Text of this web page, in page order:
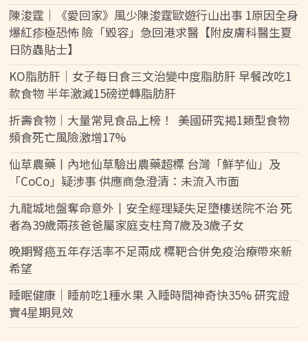
陳浚霆｜《愛回家》風少陳浚霆歐遊行山出事 1原因全身
爆紅疹極恐怖 險「毀容」急回港求醫【附皮膚科醫生夏
日防蟲貼士】
KO脂肪肝｜女子每日食三文治變中度脂肪肝 早餐改吃1
款食物 半年激減15磅逆轉脂肪肝
折壽食物｜大量常見食品上榜！ 美國研究揭1類型食物
頻食死亡風險激增17%
仙草農藥丨內地仙草驗出農藥超標 台灣「鮮芋仙」及
「CoCo」疑涉事 供應商急澄清：未流入市面
九龍城地盤奪命意外丨安全經理疑失足墮樓送院不治 死
者為39歲兩孩爸爸屬家庭支柱育7歲及3歲子女
晚期腎癌五年存活率不足兩成 標靶合併免疫治療帶來新
希望
睡眠健康｜睡前吃1種水果 入睡時間神奇快35% 研究證
實4星期見效